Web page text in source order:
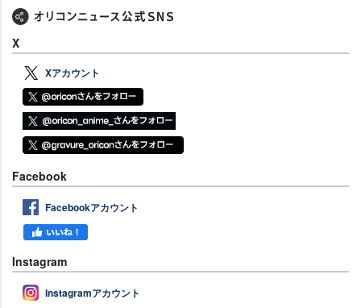
X
Xアカウント
Facebook
Facebookアカウント
Instagram
Instagramアカウント